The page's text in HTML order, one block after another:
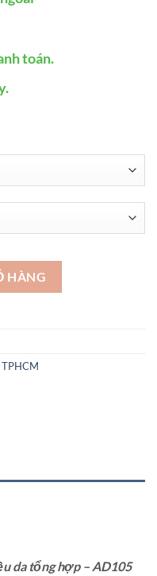
toán.
tổng hợp - AD105 số lượng
HÀNG
da tổng hợp – AD105